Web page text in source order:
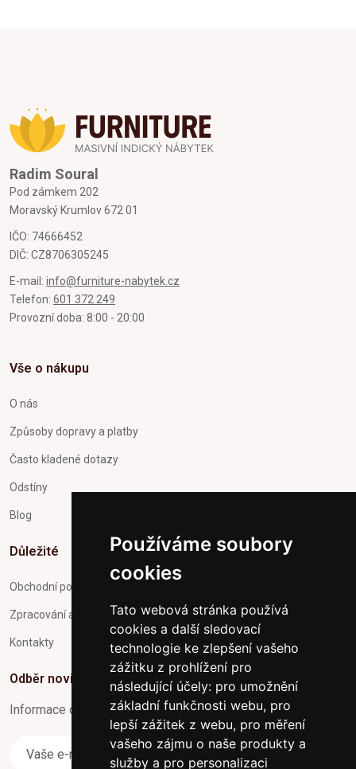
Používáme soubory
cookies
Tato webová stránka používá
cookies a další sledovací
technologie ke zlepšení vašeho
zážitku z prohlížení pro
následující účely: pro umožnění
základní funkčnosti webu, pro
lepší zážitek z webu, pro měření
vašeho zájmu o naše produkty a
služby a pro personalizaci
Radim Soural
Pod zámkem 202
Moravský Krumlov 672 01
IČO: 74666452
DIČ: CZ8706305245
E-mail: info@furniture-nabytek.cz
Telefon: 601 372 249
Provozní doba: 8:00 - 20:00
Vše o nákupu
O nás
Způsoby dopravy a platby
Často kladené dotazy
Odstíny
Blog
Důležité
Obchodní podmínky
Zpracování a ochrana osobních údajů
Kontakty
Odběr novinek
Informace o Novinkách a užitečné rady max. 1x za týden
Odebírat